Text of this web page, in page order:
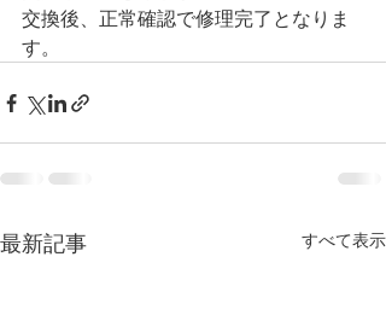
交換後、正常確認で修理完了となりま
す。
最新記事 すべて表示